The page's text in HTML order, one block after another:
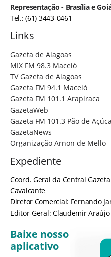
Representação - Brasília e
Tel.: (61) 3443-0461
Links
Gazeta de Alagoas
MIX FM 98.3 Maceió
TV Gazeta de Alagoas
Gazeta FM 94.1 Maceió
Gazeta FM 101.1 Arapiraca
GazetaWeb
Gazeta FM 101.3 Pão de
GazetaNews
Organização Arnon de Mello
Expediente
Coord. Geral da Central
Cavalcante
Diretor Comercial: Fernando
Editor-Geral: Claudemir Araújo
Baixe nosso
aplicativo